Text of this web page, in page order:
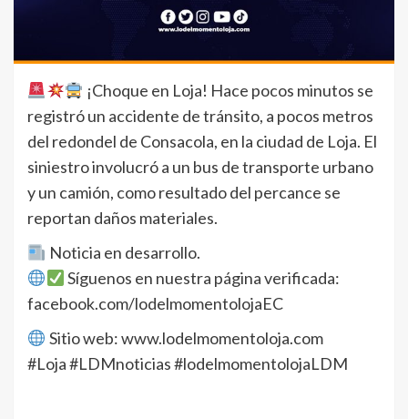
¡Choque en Loja! Hace pocos minutos se
registró un accidente de tránsito, a pocos metros
del redondel de Consacola, en la ciudad de Loja. El
siniestro involucró a un bus de transporte urbano
y un camión, como resultado del percance se
reportan daños materiales.
Noticia en desarrollo.
Síguenos en nuestra página verificada:
facebook.com/lodelmomentolojaEC
Sitio web: www.lodelmomentoloja.com
#Loja #LDMnoticias #lodelmomentolojaLDM